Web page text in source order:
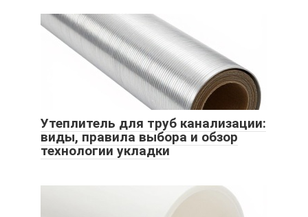
Утеплитель для труб канализации:
виды, правила выбора и обзор
технологии укладки